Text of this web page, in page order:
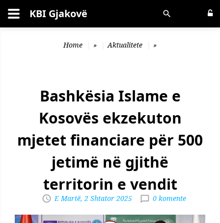
Kërko KBI Gjakovë
Home » Aktualitete »
Bashkësia Islame e
Kosovës ekzekuton
mjetet financiare për 500
jetimë në gjithë
territorin e vendit
E Martë, 2 Shtator 2025 0 komente